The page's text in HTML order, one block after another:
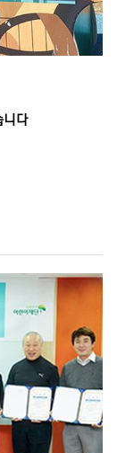
니다